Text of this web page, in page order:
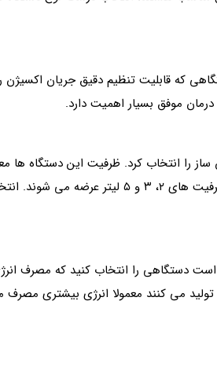
که قابلیت تنظیم دقیق جریان اکسیژن
موفق بسیار اهمیت دارد.
را انتخاب کرد. ظرفیت این دستگاه‌ ها
اساس لیتر در دقیقه اندازه گیری می شود؛ دستگاه‌ های خانگی معمولا در بازه‌های ۳، ۵، ۸ و ۱۰ لیتر و نمونه های پرتابل
دستگاهی را انتخاب کنید که مصرف
می کنند معمولا انرژی بیشتری مصرف